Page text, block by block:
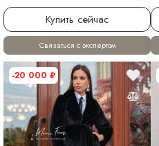
Купить сейчас
Связаться с экспертом
-20 000 ₽